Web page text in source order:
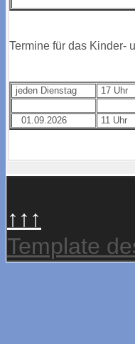
Termine für das Kinder-
jeden Dienstag 17 Uhr
01.09.2026
11 Uhr
↑↑↑
Template